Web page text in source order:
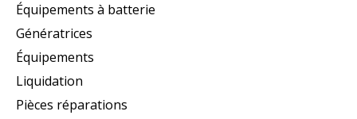
Équipements à batterie
Génératrices
Équipements
Liquidation
Pièces réparations